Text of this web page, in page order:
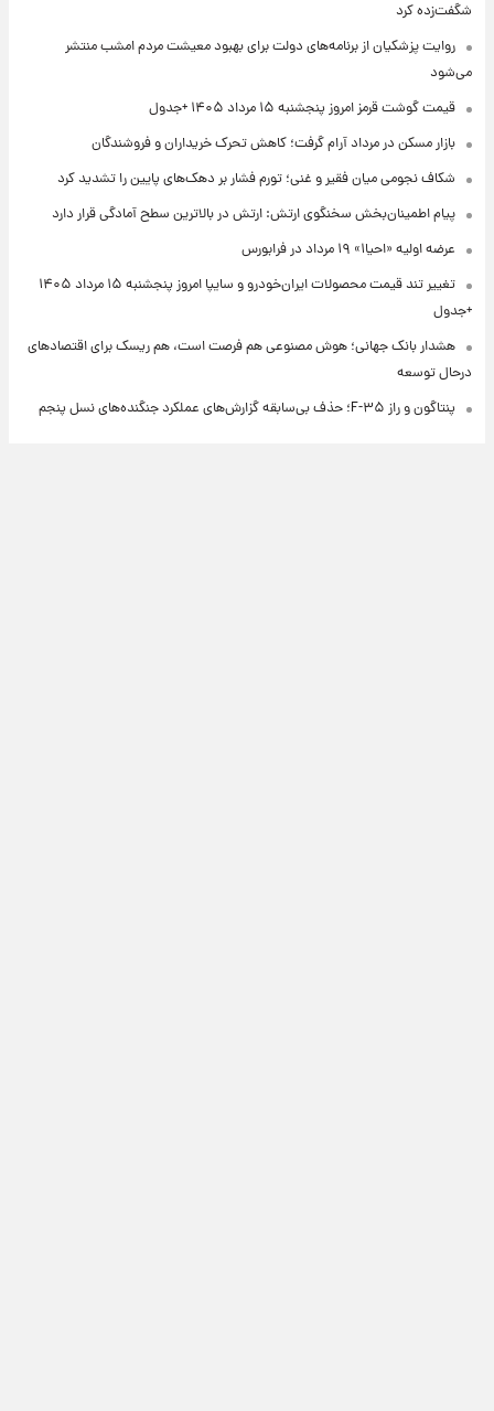
شگفت‌زده کرد
روایت پزشکیان از برنامه‌های دولت برای بهبود معیشت مردم امشب منتشر
می‌شود
قیمت گوشت قرمز امروز پنجشنبه ۱۵ مرداد ۱۴۰۵ +جدول
بازار مسکن در مرداد آرام گرفت؛ کاهش تحرک خریداران و فروشندگان
شکاف نجومی میان فقیر و غنی؛ تورم فشار بر دهک‌های پایین را تشدید کرد
پیام اطمینان‌بخش سخنگوی ارتش: ارتش در بالاترین سطح آمادگی قرار دارد
عرضه اولیه «احیا۱» ۱۹ مرداد در فرابورس
تغییر تند قیمت محصولات ایران‌خودرو و سایپا امروز پنجشنبه ۱۵ مرداد ۱۴۰۵
+جدول
هشدار بانک جهانی؛ هوش مصنوعی هم فرصت است، هم ریسک برای اقتصادهای
درحال توسعه
پنتاگون و راز F-۳۵؛ حذف بی‌سابقه گزارش‌های عملکرد جنگنده‌های نسل پنجم